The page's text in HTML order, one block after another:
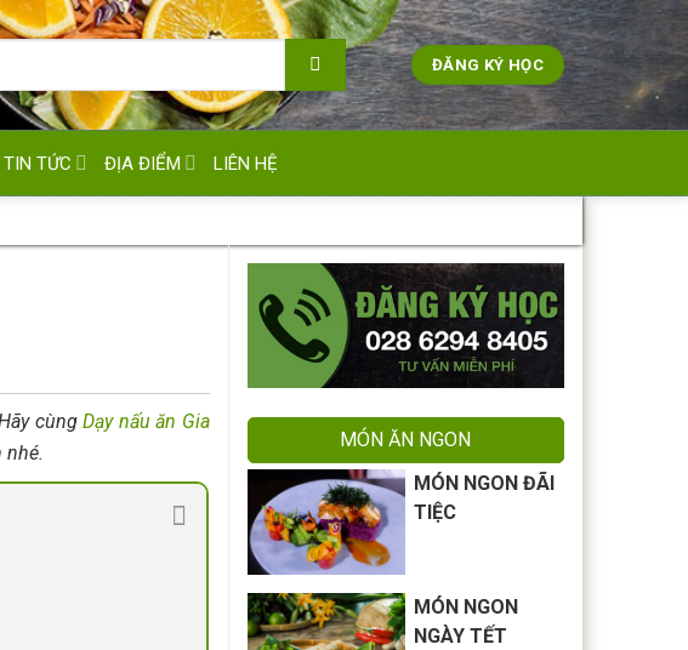
ĐĂNG KÝ HỌC
TIN TỨC ĐỊA ĐIỂM LIÊN HỆ
cùngDạy nấu ăn Gia
nhé.
MÓN ĂN NGON
MÓN NGON ĐÃI
TIỆC
MÓN NGON
NGÀY TẾT